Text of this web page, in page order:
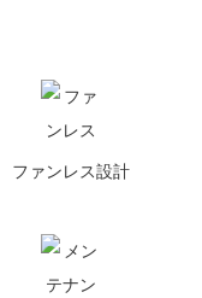
ファンレス設計